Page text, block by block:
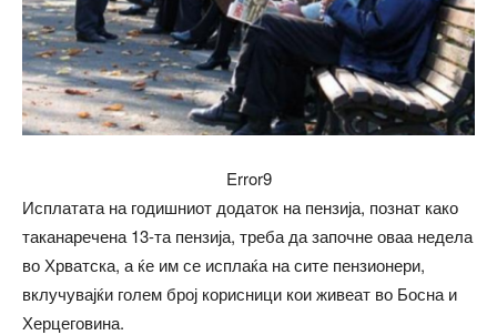
Error9
Исплатата на годишниот додаток на пензија, познат како
таканаречена 13-та пензија, треба да започне оваа недела
во Хрватска, а ќе им се исплаќа на сите пензионери,
вклучувајќи голем број корисници кои живеат во Босна и
Херцеговина.